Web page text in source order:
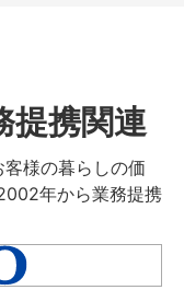
提携関連
様の暮らしの価
年から業務提携